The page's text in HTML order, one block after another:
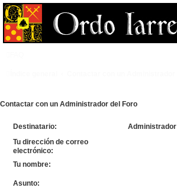
Contactar con un Administrador del Foro
Destinatario:
Administrador
Tu dirección de correo
electrónico:
Tu nombre:
Asunto: